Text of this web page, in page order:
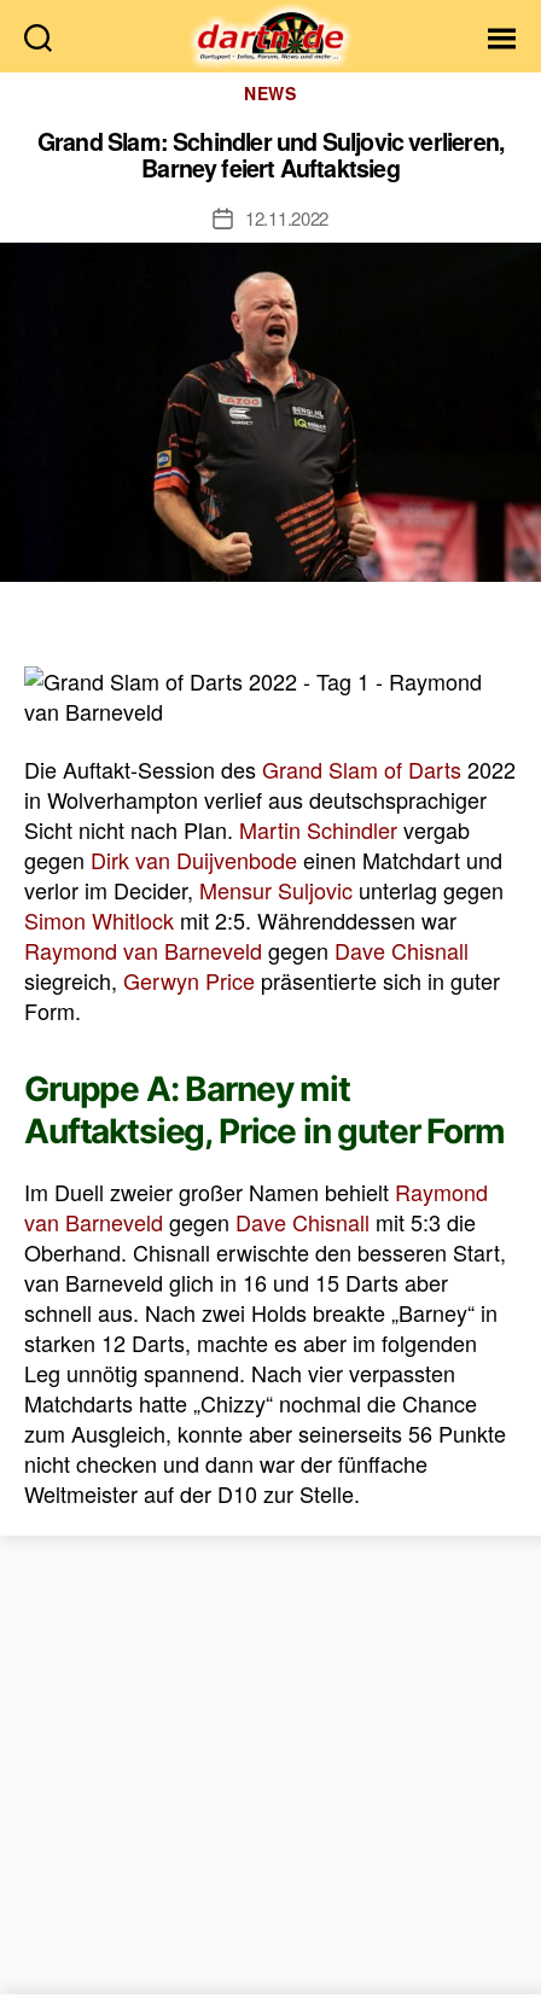
Dartn.de
Kategorien
NEWS
Grand Slam: Schindler und Suljovic verlieren,
Barney feiert Auftaktsieg
Veröffentlichungsdatum
12.11.2022
Die Auftakt-Session desGrand Slam of Darts2022
in Wolverhampton verlief aus deutschsprachiger
Sicht nicht nach Plan. Martin Schindlervergab
gegen Dirk van Duijvenbodeeinen Matchdart und
verlor im Decider, Mensur Suljovic unterlag gegen
Simon Whitlock mit 2:5. Währenddessen war
Raymond van Barneveld gegen Dave Chisnall
siegreich, Gerwyn Price präsentierte sich in guter
Form.
Gruppe A: Barney mit
Auftaktsieg, Price in guter Form
Im Duell zweier großer Namen behielt Raymond
van Barneveld gegen Dave Chisnall mit 5:3 die
Oberhand. Chisnall erwischte den besseren Start,
van Barneveld glich in 16 und 15 Darts aber
schnell aus. Nach zwei Holds breakte „Barney“ in
starken 12 Darts, machte es aber im folgenden
Leg unnötig spannend. Nach vier verpassten
Matchdarts hatte „Chizzy“ nochmal die Chance
zum Ausgleich, konnte aber seinerseits 56 Punkte
nicht checken und dann war der fünffache
Weltmeister auf der D10 zur Stelle.